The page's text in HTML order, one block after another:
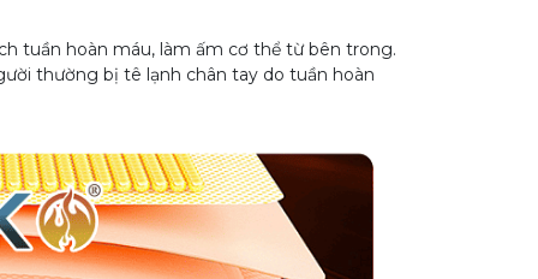
tuần hoàn máu, làm ấm cơ thể từ bên trong.
thường bị tê lạnh chân tay do tuần hoàn